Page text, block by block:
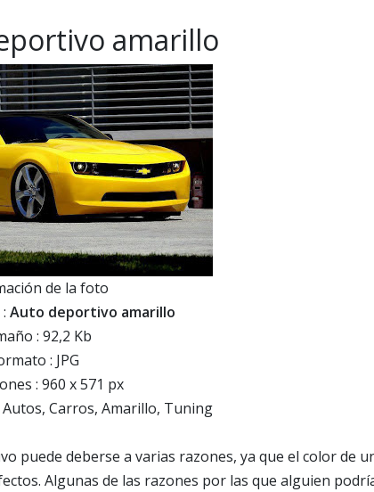
amarillo
de la foto
Auto deportivo amarillo
: 92,2 Kb
: JPG
: 960 x 571 px
Carros, Amarillo, Tuning
puede deberse a varias razones, ya que el color de
Algunas de las razones por las que alguien